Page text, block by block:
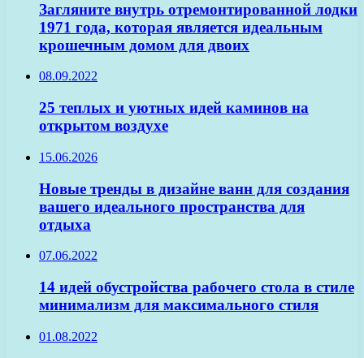
Загляните внутрь отремонтированной лодки
1971 года, которая является идеальным
крошечным домом для двоих
08.09.2022
25 теплых и уютных идей каминов на
открытом воздухе
15.06.2026
Новые тренды в дизайне ванн для создания
вашего идеального пространства для
отдыха
07.06.2022
14 идей обустройства рабочего стола в стиле
минимализм для максимального стиля
01.08.2022